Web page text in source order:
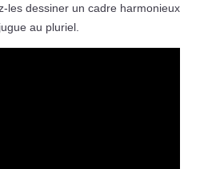
les dessiner un cadre harmonieux
au pluriel.